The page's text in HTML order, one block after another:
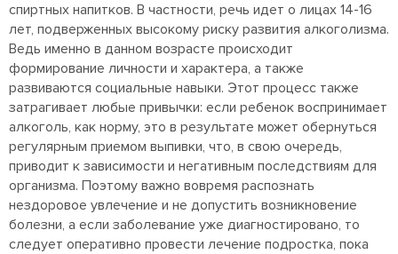
спиртных напитков. В частности, речь идет о лицах 14-16
лет, подверженных высокому риску развития алкоголизма.
Ведь именно в данном возрасте происходит
формирование личности и характера, а также
развиваются социальные навыки. Этот процесс также
затрагивает любые привычки: если ребенок воспринимает
алкоголь, как норму, это в результате может обернуться
регулярным приемом выпивки, что, в свою очередь,
приводит к зависимости и негативным последствиям для
организма. Поэтому важно вовремя распознать
нездоровое увлечение и не допустить возникновение
болезни, а если заболевание уже диагностировано, то
следует оперативно провести лечение подростка, пока